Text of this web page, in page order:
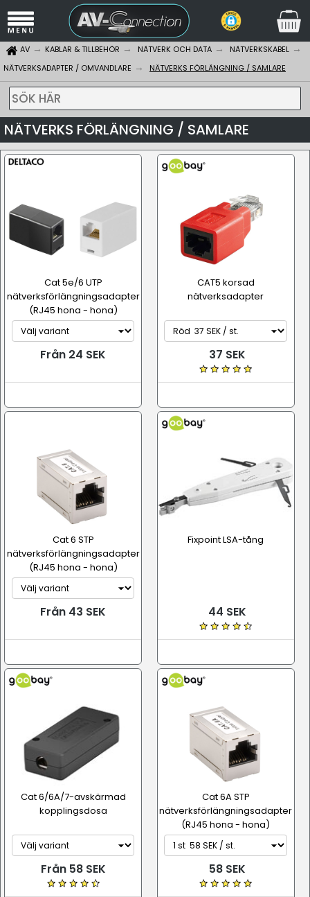
AV KABLAR & TILLBEHÖR NÄTVERK OCH DATA
NÄTVERKSKABEL
NÄTVERKSADAPTER / OMVANDLARE
NÄTVERKS FÖRLÄNGNING / SAMLARE
SÖK HÄR
NÄTVERKS FÖRLÄNGNING / SAMLARE
Cat 5e/6 UTP
nätverksförlängningsadapter
(RJ45 hona - hona)
Från 24 SEK
CAT5 korsad
nätverksadapter
37 SEK
Cat 6 STP
nätverksförlängningsadapter
(RJ45 hona - hona)
Från 43 SEK
Fixpoint LSA-tång
44 SEK
Cat 6/6A/7-avskärmad
kopplingsdosa
Från 58 SEK
Cat 6A STP
nätverksförlängningsadapter
(RJ45 hona - hona)
58 SEK